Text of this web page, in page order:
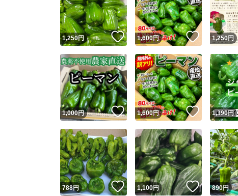
1,250円 いいね！
1,600円 いいね！
1,250円
1,000円 いいね！
1,600円 いいね！
1,390円
788円 いいね！
1,100円 いいね！
890円